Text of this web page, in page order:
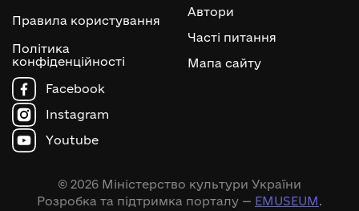
Правила користування
Політика
конфіденційності
Автори
Часті питання
Мапа сайту
Facebook
Instagram
Youtube
© 2026 Міністерство культури України
Розробка та підтримка порталу — EMUSEUM.